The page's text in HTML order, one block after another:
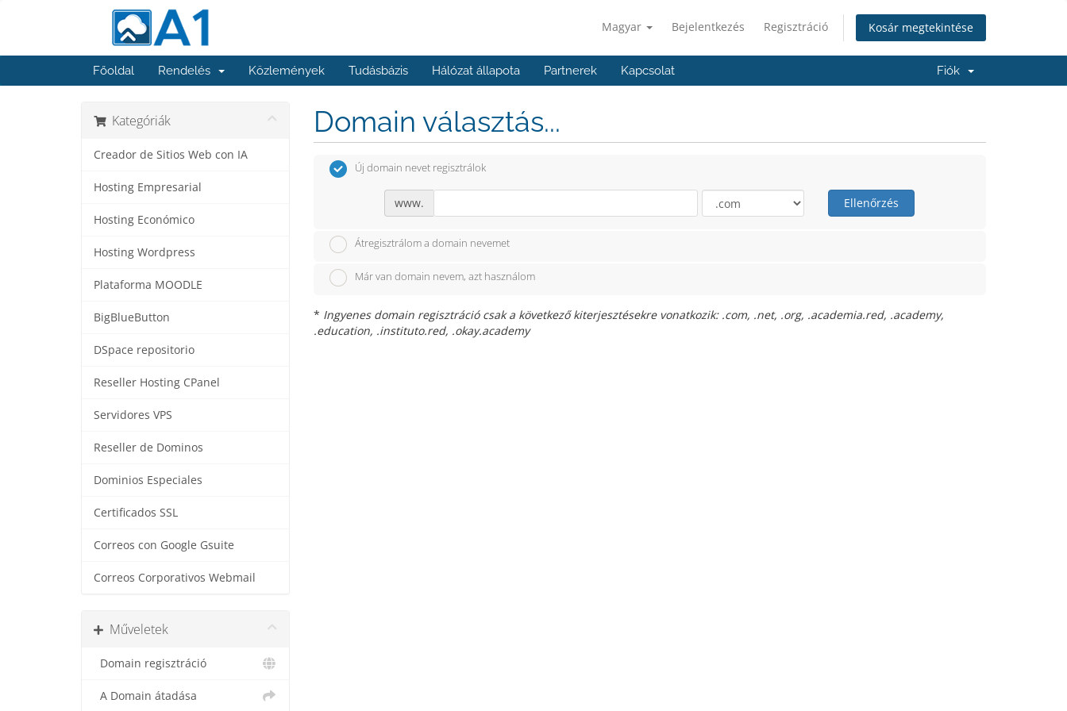
Magyar Bejelentkezés Regisztráció Kosár megtekintése
Főoldal Rendelés Közlemények Tudásbázis Hálózat állapota Partnerek Kapcsolat Fiók
Kategóriák
Creador de Sitios Web con IA
Hosting Empresarial
Hosting Económico
Hosting Wordpress
Plataforma MOODLE
BigBlueButton
DSpace repositorio
Reseller Hosting CPanel
Servidores VPS
Reseller de Dominos
Dominios Especiales
Certificados SSL
Correos con Google Gsuite
Correos Corporativos Webmail
Műveletek
Domain regisztráció
A Domain átadása
Domain választás...
Új domain nevet regisztrálok
www. Ellenőrzés
Átregisztrálom a domain nevemet
Már van domain nevem, azt használom
* Ingyenes domain regisztráció csak a következő kiterjesztésekre vonatkozik: .com, .net, .org, .academia.red, .academy,
.education, .instituto.red, .okay.academy